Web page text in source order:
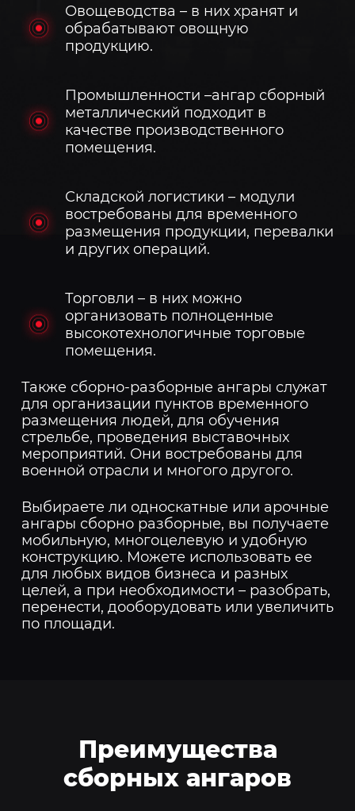
Овощеводства – в них хранят и
обрабатывают овощную
продукцию.
Промышленности –ангар сборный
металлический подходит в
качестве производственного
помещения.
Складской логистики – модули
востребованы для временного
размещения продукции, перевалки
и других операций.
Торговли – в них можно
организовать полноценные
высокотехнологичные торговые
помещения.
Также сборно-разборные ангары служат
для организации пунктов временного
размещения людей, для обучения
стрельбе, проведения выставочных
мероприятий. Они востребованы для
военной отрасли и многого другого.
Выбираете ли односкатные или арочные
ангары сборно разборные, вы получаете
мобильную, многоцелевую и удобную
конструкцию. Можете использовать ее
для любых видов бизнеса и разных
целей, а при необходимости – разобрать,
перенести, дооборудовать или увеличить
по площади.
Преимущества
сборных ангаров